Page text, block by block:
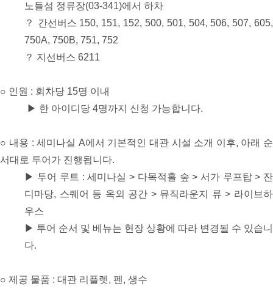
노들섬 정류장(03-341)에서 하차
？ 간선버스 150, 151, 152, 500, 501, 504, 506, 507, 605,
750A, 750B, 751, 752
？ 지선버스 6211
○ 인원 : 회차당 15명 이내
▶ 한 아이디당 4명까지 신청 가능합니다.
○ 내용 : 세미나실 A에서 기본적인 대관 시설 소개 이후, 아래 순
서대로 투어가 진행됩니다.
▶ 투어 루트 : 세미나실 > 다목적홀 숲 > 서가 루프탑 > 잔
디마당, 스퀘어 등 옥외 공간 > 뮤직라운지 류 > 라이브하
우스
▶ 투어 순서 및 베뉴는 현장 상황에 따라 변경될 수 있습니
다.
○ 제공 물품 : 대관 리플렛, 펜, 생수